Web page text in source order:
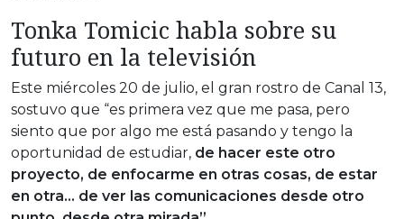
Tonka Tomicic habla sobre su
futuro en la televisión
Este miércoles 20 de julio, el gran rostro de Canal 13,
sostuvo que “es primera vez que me pasa, pero
siento que por algo me está pasando y tengo la
oportunidad de estudiar, de hacer este otro
proyecto, de enfocarme en otras cosas, de estar
en otra… de ver las comunicaciones desde otro